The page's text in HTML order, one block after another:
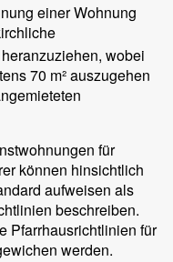
einer Wohnung
heranzuziehen, wobei
70 m² auszugehen
für
können hinsichtlich
aufweisen als
beschreiben.
Pfarrhausrichtlinien für
werden.